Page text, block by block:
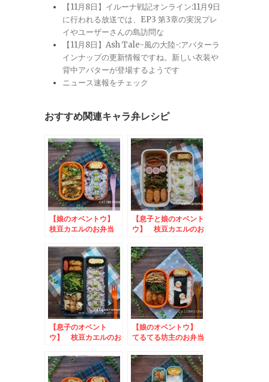
【11月8日】イルーナ戦記オンライン:11月9日
に行われる放送では、EP3 第3章の実況プレ
イやユーザーさんの島訪問な
【11月8日】Ash Tale-風の大陸-:アバターラ
インナップの更新情報ですね。新しい衣装や
背中アバターが登場するようです
ニュース速報をチェック
おすすめ関連キャラ弁レシピ
【娘のオベントウ】
枝豆カエルのお弁当
ピーうきうきイースタ
ー
【息子と娘のオベント
ウ】 枝豆カエルのお
噌・味噌ハンバーグを
作ってみようキャンペ
ーン
【息子のオベント
ウ】 枝豆カエルのお
【娘のオベントウ】
てるてる坊主のお弁当